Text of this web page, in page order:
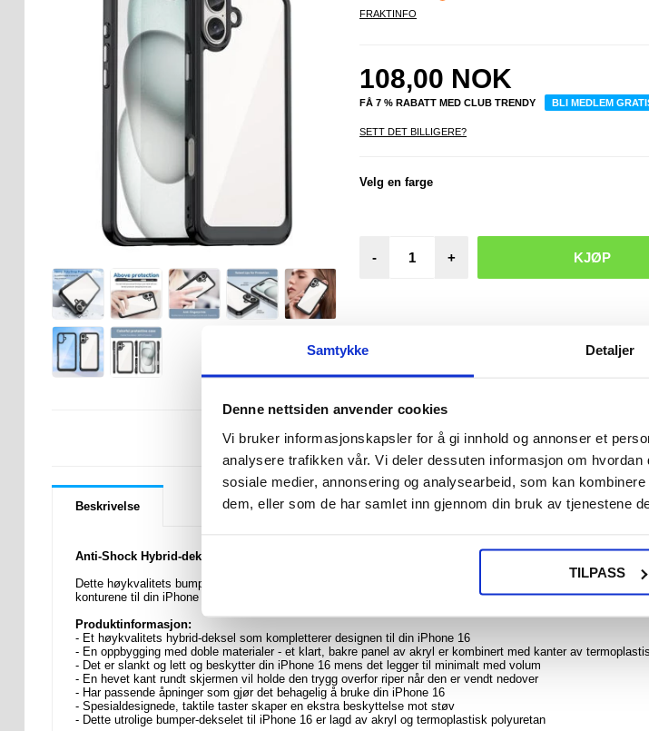
Samtykke Detaljer
Denne nettsiden anvender cookies
Vi bruker informasjonskapsler for å gi innhold og annonser et
analysere trafikken vår. Vi deler dessuten informasjon om
sosiale medier, annonsering og analysearbeid, som kan
dem, eller som de har samlet inn gjennom din bruk av tjenestene
TILPASS
FRAKTINFO
108,00 NOK
FÅ 7 % RABATT MED CLUB TRENDY BLI MEDLEM
SETT DET BILLIGERE?
Velg en farge
- +
LURER DU PÅ NOE? SPØR OSS! LIVE CHAT
Beskrivelse
Anti-Shock Hybrid-deksel til iPhone 16
Dette høykvalitets bumper-dekselet til iPhone 16 verner baksiden og sidene mot daglige støt, hakk og riper.
konturene til din iPhone 16, mens den gjennomsiktige baksiden lar den originale skjønnheten skinne
Produktinformasjon:
- Et høykvalitets hybrid-deksel som kompletterer designen til din iPhone 16
- En oppbygging med doble materialer - et klart, bakre panel av akryl er kombinert med kanter av
- Det er slankt og lett og beskytter din iPhone 16 mens det legger til minimalt med volum
- En hevet kant rundt skjermen vil holde den trygg overfor riper når den er vendt nedover
- Har passende åpninger som gjør det behagelig å bruke din iPhone 16
- Spesialdesignede, taktile taster skaper en ekstra beskyttelse mot støv
- Dette utrolige bumper-dekselet til iPhone 16 er lagd av akryl og termoplastisk polyuretan